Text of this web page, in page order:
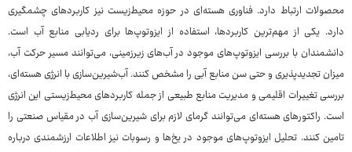
محصولات ارتباط دارد. فناوری هسته‌ای در حوزه محیط‌زیست نیز کاربردهای چشمگیری
دارد. یکی از مهم‌ترین کاربردها، استفاده از ایزوتوپ‌ها برای ردیابی منابع آب است.
دانشمندان با بررسی ایزوتوپ‌های موجود در آب‌های زیرزمینی، می‌توانند مسیر حرکت آب،
میزان تجدیدپذیری و حتی سن منابع آبی را مشخص کنند. آب‌شیرین‌سازی با انرژی هسته‌ای،
بررسی تغییرات اقلیمی و مدیریت منابع طبیعی از جمله کاربردهای محیط‌زیستی این انرژی
است. راکتورهای هسته‌ای می‌توانند گرمای لازم برای شیرین‌سازی آب در مقیاس صنعتی را
تامین کنند. تحلیل ایزوتوپ‌های موجود در یخ‌ها و رسوبات نیز اطلاعات ارزشمندی درباره